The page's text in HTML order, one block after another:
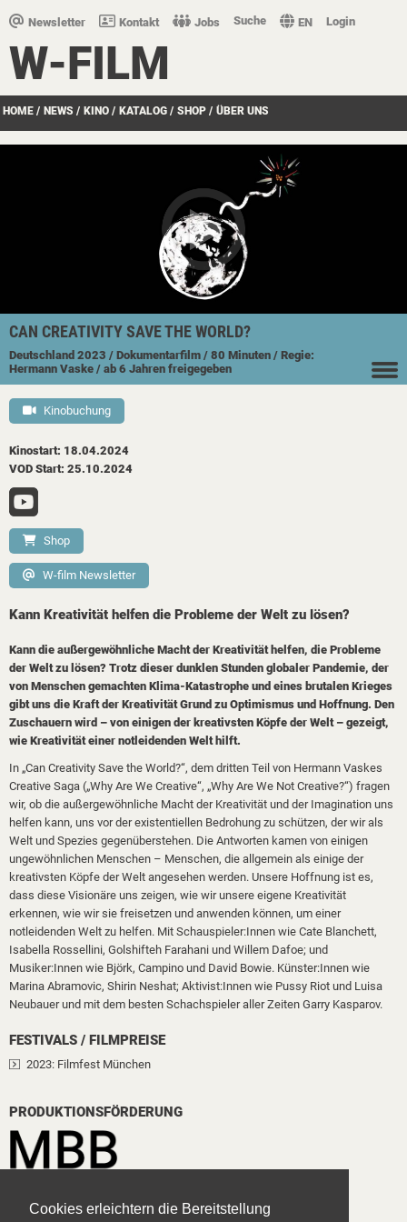
Cookies erleichtern die Bereitstellung
Newsletter Kontakt Jobs Suche EN Login
W-FILM
HOME / NEWS / KINO / KATALOG / SHOP / ÜBER UNS
CAN CREATIVITY SAVE THE WORLD?
Deutschland 2023 / Dokumentarfilm / 80 Minuten / Regie:
Hermann Vaske / ab 6 Jahren freigegeben
Kinobuchung
Kinostart: 18.04.2024
VOD Start: 25.10.2024
Shop
W-film Newsletter
Kann Kreativität helfen die Probleme der Welt zu lösen?
Kann die außergewöhnliche Macht der Kreativität helfen, die Probleme
der Welt zu lösen? Trotz dieser dunklen Stunden globaler Pandemie, der
von Menschen gemachten Klima-Katastrophe und eines brutalen Krieges
gibt uns die Kraft der Kreativität Grund zu Optimismus und Hoffnung. Den
Zuschauern wird – von einigen der kreativsten Köpfe der Welt – gezeigt,
wie Kreativität einer notleidenden Welt hilft.
In „Can Creativity Save the World?“, dem dritten Teil von Hermann Vaskes
Creative Saga („Why Are We Creative“, „Why Are We Not Creative?“) fragen
wir, ob die außergewöhnliche Macht der Kreativität und der Imagination uns
helfen kann, uns vor der existentiellen Bedrohung zu schützen, der wir als
Welt und Spezies gegenüberstehen. Die Antworten kamen von einigen
ungewöhnlichen Menschen – Menschen, die allgemein als einige der
kreativsten Köpfe der Welt angesehen werden. Unsere Hoffnung ist es,
dass diese Visionäre uns zeigen, wie wir unsere eigene Kreativität
erkennen, wie wir sie freisetzen und anwenden können, um einer
notleidenden Welt zu helfen. Mit Schauspieler:Innen wie Cate Blanchett,
Isabella Rossellini, Golshifteh Farahani und Willem Dafoe; und
Musiker:Innen wie Björk, Campino und David Bowie. Künster:Innen wie
Marina Abramovic, Shirin Neshat; Aktivist:Innen wie Pussy Riot und Luisa
Neubauer und mit dem besten Schachspieler aller Zeiten Garry Kasparov.
FESTIVALS / FILMPREISE
2023: Filmfest München
PRODUKTIONSFÖRDERUNG